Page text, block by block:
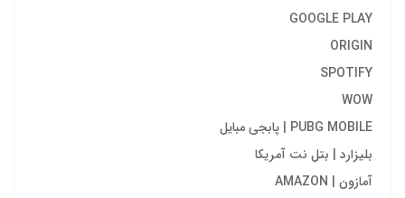
GOOGLE PLAY
ORIGIN
SPOTIFY
WOW
PUBG MOBILE | پابجی مبایل
بلیزارد | بتل نت آمریکا
آمازون | AMAZON